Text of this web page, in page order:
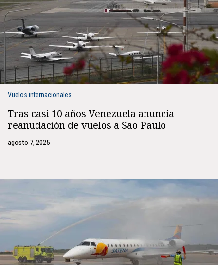
Vuelos internacionales
Tras casi 10 años Venezuela anuncia
reanudación de vuelos a Sao Paulo
agosto 7, 2025